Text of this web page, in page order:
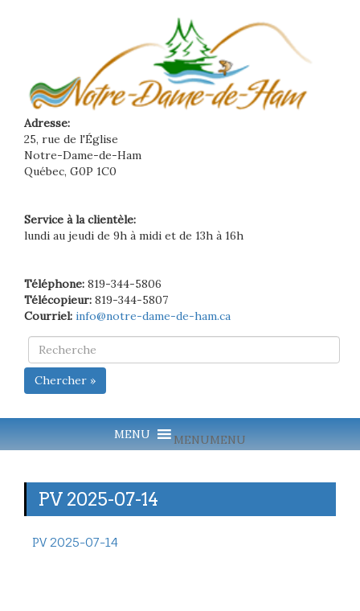
Adresse:
25, rue de l'Église
Notre-Dame-de-Ham
Québec, G0P 1C0
Service à la clientèle:
lundi au jeudi de 9h à midi et de 13h à 16h
Téléphone: 819-344-5806
Télécopieur: 819-344-5807
Courriel: info@notre-dame-de-ham.ca
Chercher »
MENUMENU
PV 2025-07-14
PV 2025-07-14